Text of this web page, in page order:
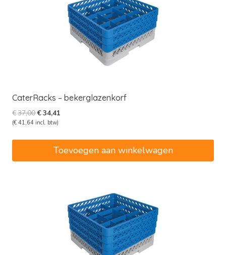
CaterRacks – bekerglazenkorf
€37,00Oorspronkelijke
prijs
€37,00.
€34,41
(€ 41,64 incl. btw)
Toevoegen aan winkelwagen